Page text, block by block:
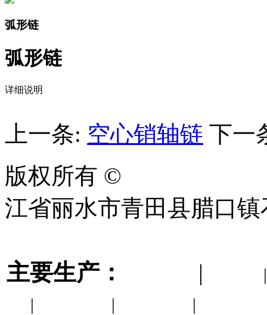
弧形链
弧形链
详细说明
上一条: 空心销轴链 下一
版权所有 ©
江省丽水市青田县腊口镇
主要生产：
|
|
|
| |